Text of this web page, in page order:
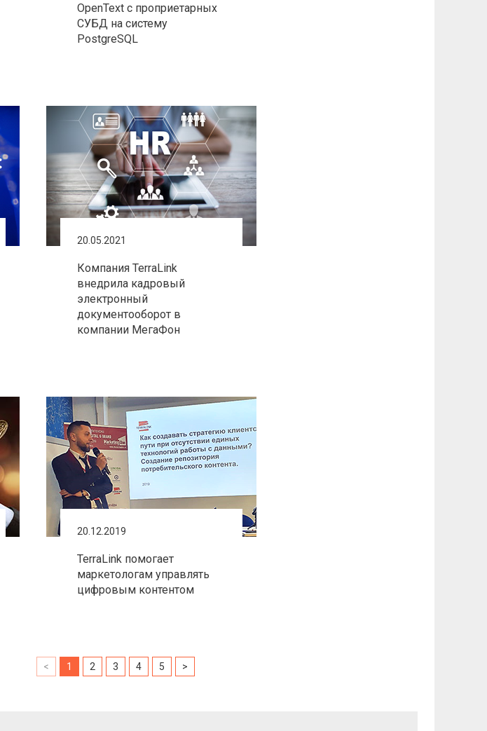
OpenText с проприетарных
СУБД на систему
PostgreSQL
20.05.2021
Компания TerraLink
внедрила кадровый
электронный
документооборот в
компании МегаФон
20.12.2019
TerraLink помогает
маркетологам управлять
цифровым контентом
< 1 2 3 4 5 >